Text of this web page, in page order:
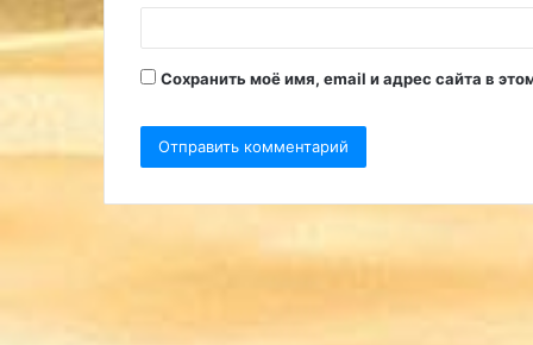
й
*
Сохранить моё имя, email и адрес сайта в